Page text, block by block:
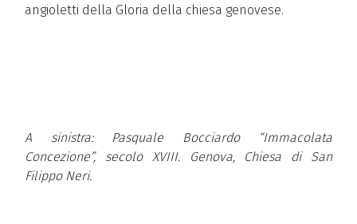
angioletti della Gloria della chiesa genovese.
A sinistra: Pasquale Bocciardo “Immacolata
Concezione”, secolo XVIII. Genova, Chiesa di San
Filippo Neri.